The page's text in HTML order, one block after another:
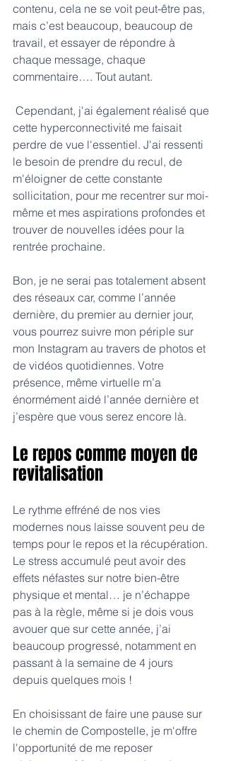
contenu, cela ne se voit peut-être pas,
mais c’est beaucoup, beaucoup de
travail, et essayer de répondre à
chaque message, chaque
commentaire…. Tout autant.
cette hyperconnectivité me faisait
perdre de vue l'essentiel. J'ai ressenti
le besoin de prendre du recul, de
m'éloigner de cette constante
sollicitation, pour me recentrer sur moi-
même et mes aspirations profondes et
trouver de nouvelles idées pour la
rentrée prochaine.
Bon, je ne serai pas totalement absent
des réseaux car, comme l’année
dernière, du premier au dernier jour,
vous pourrez suivre mon périple sur
mon Instagram au travers de photos et
de vidéos quotidiennes. Votre
présence, même virtuelle m’a
énormément aidé l’année dernière et
j’espère que vous serez encore là.
Le repos comme moyen de
revitalisation
Le rythme effréné de nos vies
modernes nous laisse souvent peu de
temps pour le repos et la récupération.
Le stress accumulé peut avoir des
effets néfastes sur notre bien-être
physique et mental… je n’échappe
pas à la règle, même si je dois vous
avouer que sur cette année, j’ai
beaucoup progressé, notamment en
passant à la semaine de 4 jours
depuis quelques mois !
En choisissant de faire une pause sur
le chemin de Compostelle, je m'offre
l'opportunité de me reposer